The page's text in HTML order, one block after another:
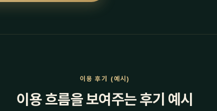
이용 후기 (예시)
이용 흐름을 보여주는 후기 예시